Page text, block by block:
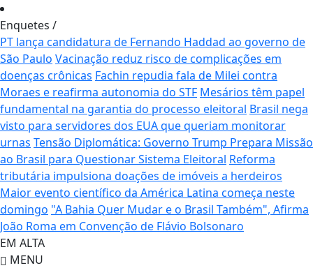
Enquetes /
PT lança candidatura de Fernando Haddad ao governo de
São Paulo Vacinação reduz risco de complicações em
doenças crônicas Fachin repudia fala de Milei contra
Moraes e reafirma autonomia do STF Mesários têm papel
fundamental na garantia do processo eleitoral Brasil nega
visto para servidores dos EUA que queriam monitorar
urnas Tensão Diplomática: Governo Trump Prepara Missão
ao Brasil para Questionar Sistema Eleitoral Reforma
tributária impulsiona doações de imóveis a herdeiros
Maior evento científico da América Latina começa neste
domingo "A Bahia Quer Mudar e o Brasil Também", Afirma
João Roma em Convenção de Flávio Bolsonaro
EM ALTA
MENU